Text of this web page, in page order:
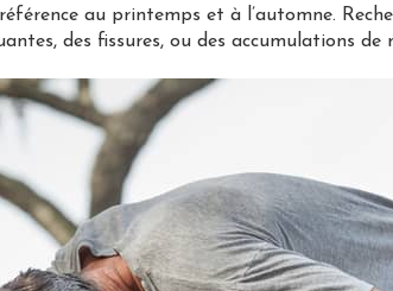
au printemps et à l’automne.
des fissures, ou des accumulations de